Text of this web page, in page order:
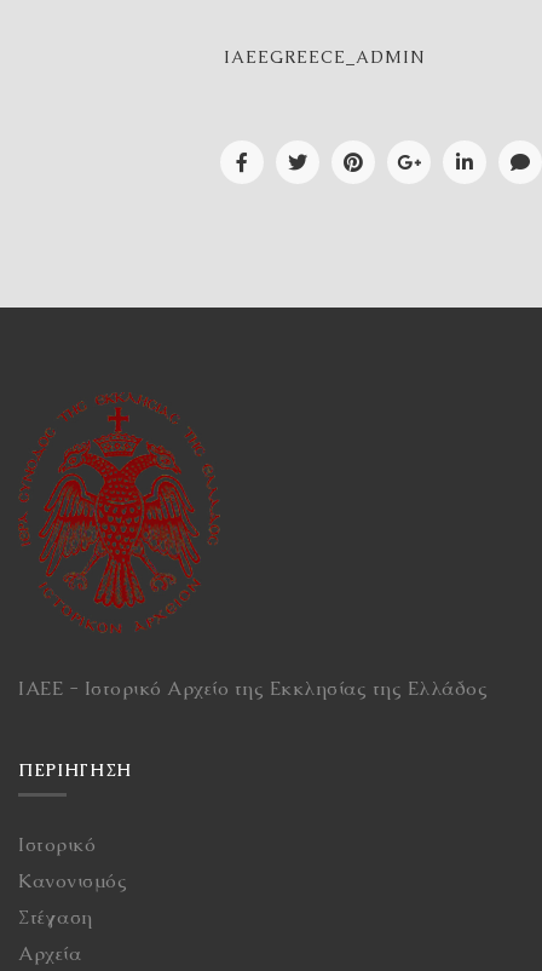
IAEEGREECE_ADMIN
ΙΑΕΕ - Ιστορικό Αρχείο της Εκκλησίας της Ελλάδος
ΠΕΡΙΉΓΗΣΗ
Ιστορικό
Κανονισμός
Στέγαση
Αρχεία